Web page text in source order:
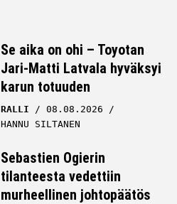
Se aika on ohi – Toyotan
Jari-Matti Latvala hyväksyi
karun totuuden
RALLI
08.08.2026
HANNU SILTANEN
Sebastien Ogierin
tilanteesta vedettiin
murheellinen johtopäätös